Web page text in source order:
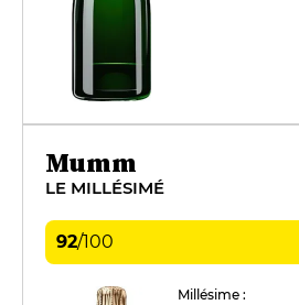
Mumm
LE MILLÉSIMÉ
92/100
Millésime :